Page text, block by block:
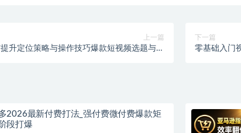
上一篇
升定位策略与操作技巧爆款短视频选题与拍
下一篇
零基础入门
2026最新付费打法_强付费微付费爆款矩
段打爆